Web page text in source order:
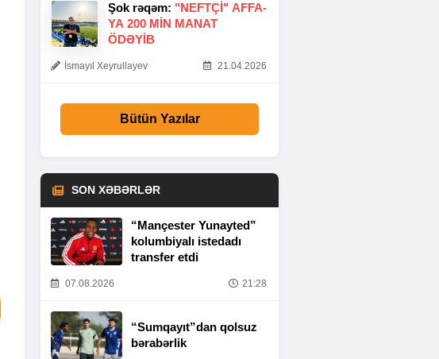
Şok rəqəm: "NEFTÇI" AFFA-
YA 200 MIN MANAT
ÖDƏYIB
İsmayıl Xeyrullayev 21.04.2026
Bütün Yazılar
SON XƏBƏRLƏR
“Mançester Yunayted”
kolumbiyalı istedadı
transfer etdi
07.08.2026 21:28
“Sumqayıt”dan qolsuz
bərabərlik